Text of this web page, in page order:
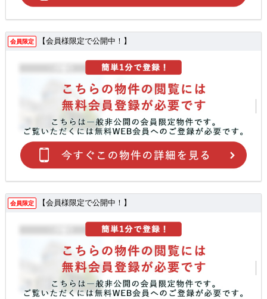
会員限定 【会員様限定で公開中！】
会員限定 【会員様限定で公開中！】